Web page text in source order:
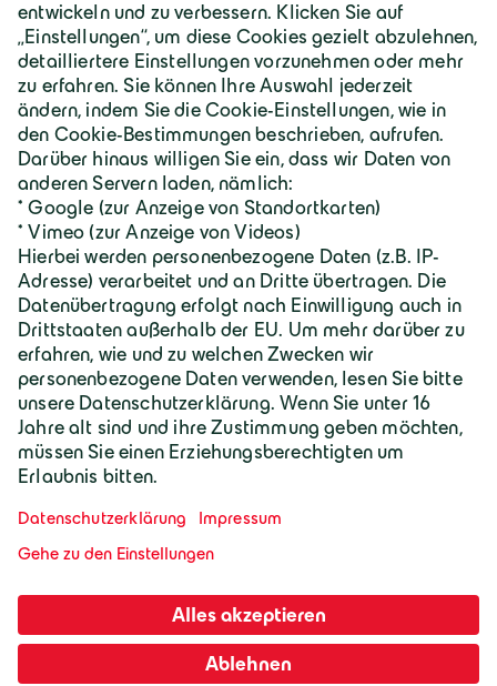
Über Geiger
Karriere
Geiger Gruppe
Wilhelm-Geiger-Straße 1
87561 Oberstdorf
+49 8322 18 0
info@geigergruppe.de
Impressum
Darf ich mich vorstellen, ich bin der
Fragen und Anliegen.